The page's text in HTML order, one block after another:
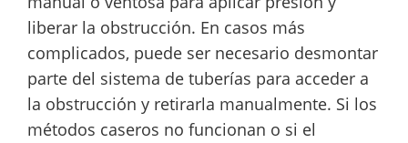
liberar la obstrucción. En casos más
complicados, puede ser necesario desmontar
parte del sistema de tuberías para acceder a
la obstrucción y retirarla manualmente. Si los
métodos caseros no funcionan o si el